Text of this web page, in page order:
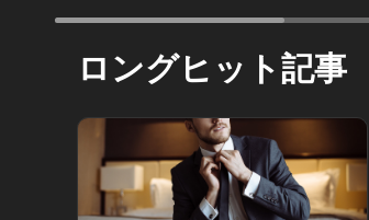
ロングヒット記事